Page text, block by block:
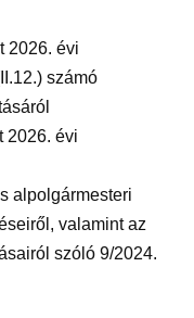
2026. évi
számó
2026. évi
alpolgármesteri
valamint az
szóló 9/2024.